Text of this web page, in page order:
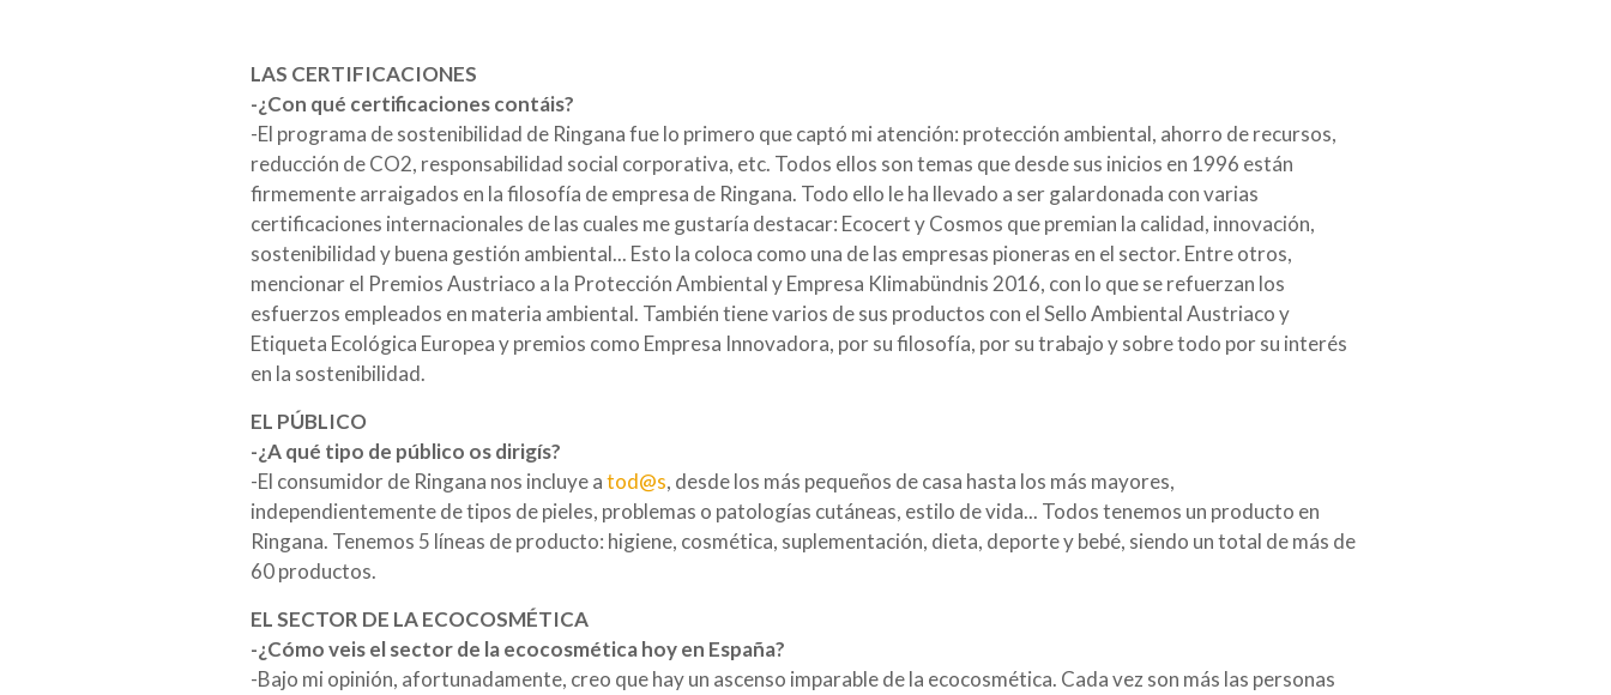
LAS CERTIFICACIONES
-¿Con qué certificaciones contáis?
-El programa de sostenibilidad de Ringana fue lo primero que captó mi atención: protección ambiental, ahorro de recursos,
reducción de CO2, responsabilidad social corporativa, etc. Todos ellos son temas que desde sus inicios en 1996 están
firmemente arraigados en la filosofía de empresa de Ringana. Todo ello le ha llevado a ser galardonada con varias
certificaciones internacionales de las cuales me gustaría destacar: Ecocert y Cosmos que premian la calidad, innovación,
sostenibilidad y buena gestión ambiental... Esto la coloca como una de las empresas pioneras en el sector. Entre otros,
mencionar el Premios Austriaco a la Protección Ambiental y Empresa Klimabündnis 2016, con lo que se refuerzan los
esfuerzos empleados en materia ambiental. También tiene varios de sus productos con el Sello Ambiental Austriaco y
Etiqueta Ecológica Europea y premios como Empresa Innovadora, por su filosofía, por su trabajo y sobre todo por su interés
en la sostenibilidad.
EL PÚBLICO
-¿A qué tipo de público os dirigís?
-El consumidor de Ringana nos incluye atod@s, desde los más pequeños de casa hasta los más mayores,
independientemente de tipos de pieles, problemas o patologías cutáneas, estilo de vida... Todos tenemos un producto en
Ringana. Tenemos 5 líneas de producto: higiene, cosmética, suplementación, dieta, deporte y bebé, siendo un total de más de
60 productos.
EL SECTOR DE LA ECOCOSMÉTICA
-¿Cómo veis el sector de la ecocosmética hoy en España?
-Bajo mi opinión, afortunadamente, creo que hay un ascenso imparable de la ecocosmética. Cada vez son más las personas